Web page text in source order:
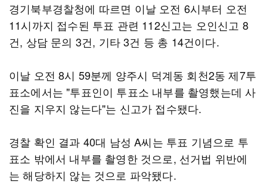
경기북부경찰청에 따르면 이날 오전 6시부터 오전
11시까지 접수된 투표 관련 112신고는 오인신고 8
건, 상담 문의 3건, 기타 3건 등 총 14건이다.
이날 오전 8시 59분께 양주시 덕계동 회천2동 제7투
표소에서는 "투표인이 투표소 내부를 촬영했는데 사
진을 지우지 않는다"는 신고가 접수됐다.
경찰 확인 결과 40대 남성 A씨는 투표 기념으로 투
표소 밖에서 내부를 촬영한 것으로, 선거법 위반에
는 해당하지 않는 것으로 파악됐다.